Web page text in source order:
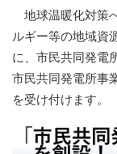
地球温暖化対策
ルギー等の地域資
に、市民共同発電
市民共同発電所事
を受け付けます。